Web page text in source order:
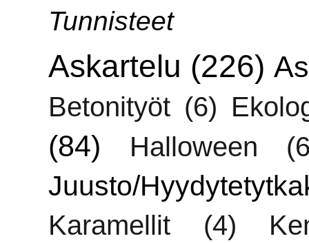
Tunnisteet
Askartelu (226)
Betonityöt (6)
(84) Halloween
Juusto/
Karamellit (4)